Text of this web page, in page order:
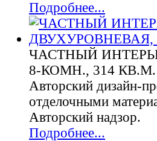
Подробнее...
ЧАСТНЫЙ
8-КОМН., 314 КВ.М.
Авторский дизайн-
отделочными
Авторский надзор.
Подробнее...